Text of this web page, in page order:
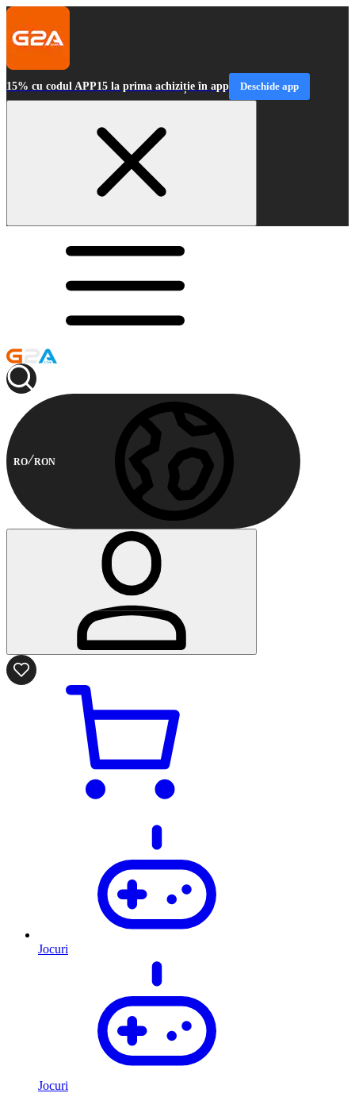
15% cu codul APP15 la prima achiziție în app Deschide app
RO RON
Jocuri
Jocuri